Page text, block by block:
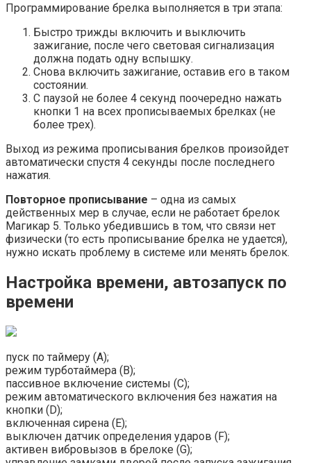
Программирование брелка выполняется в три этапа:
Быстро трижды включить и выключить
зажигание, после чего световая сигнализация
должна подать одну вспышку.
Снова включить зажигание, оставив его в таком
состоянии.
С паузой не более 4 секунд поочередно нажать
кнопки 1 на всех прописываемых брелках (не
более трех).
Выход из режима прописывания брелков произойдет
автоматически спустя 4 секунды после последнего
нажатия.
Повторное прописывание – одна из самых
действенных мер в случае, если не работает брелок
Магикар 5. Только убедившись в том, что связи нет
физически (то есть прописывание брелка не удается),
нужно искать проблему в системе или менять брелок.
Настройка времени, автозапуск по
времени
пуск по таймеру (А);
режим турботаймера (B);
пассивное включение системы (C);
режим автоматического включения без нажатия на
кнопки (D);
включенная сирена (E);
выключен датчик определения ударов (F);
активен вибровызов в брелоке (G);